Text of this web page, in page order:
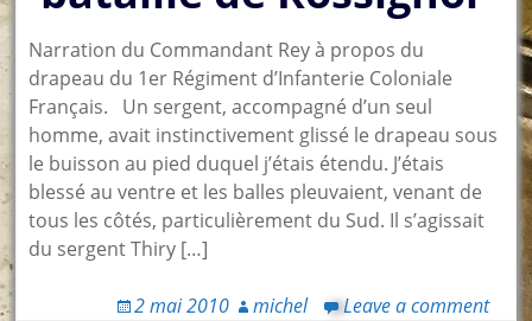
Narration du Commandant Rey à propos du
drapeau du 1er Régiment d’Infanterie Coloniale
Français. Un sergent, accompagné d’un seul
homme, avait instinctivement glissé le drapeau sous
le buisson au pied duquel j’étais étendu. J’étais
blessé au ventre et les balles pleuvaient, venant de
tous les côtés, particulièrement du Sud. Il s’agissait
du sergent Thiry […]
2 mai 2010 michel Leave a comment